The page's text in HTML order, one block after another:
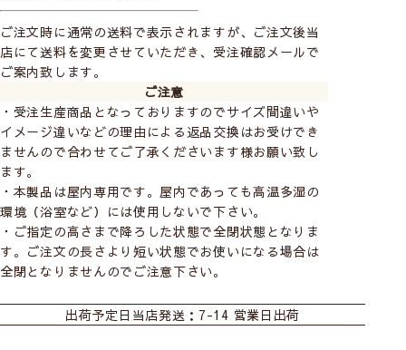
ご注文時に通常の送料で表示されますが、ご注文後当
店にて送料を変更させていただき、受注確認メールで
ご案内致します。
ご注意
・受注生産商品となっておりますのでサイズ間違いや
イメージ違いなどの理由による返品交換はお受けでき
ませんので合わせてご了承くださいます様お願い致し
ます。
・本製品は屋内専用です。屋内であっても高温多湿の
環境（浴室など）には使用しないで下さい。
・ご指定の高さまで降ろした状態で全閉状態となりま
す。ご注文の長さより短い状態でお使いになる場合は
全閉となりませんのでご注意下さい。
出荷予定日 当店発送：7-14 営業日出荷